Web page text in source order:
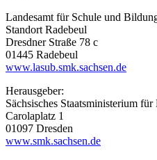
Landesamt für Schule und
Standort Radebeul
Dresdner Straße 78 c
01445 Radebeul
www.lasub.smk.sachsen.de
Herausgeber:
Sächsisches Staatsministerium
Carolaplatz 1
01097 Dresden
www.smk.sachsen.de